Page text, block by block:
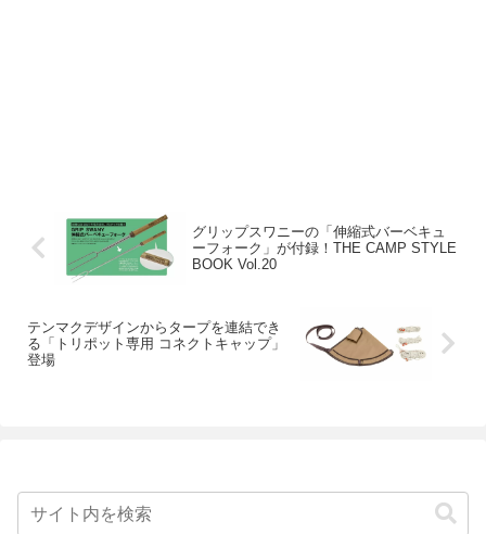
グリップスワニーの「伸縮式バーベキュ
ーフォーク」が付録！THE CAMP STYLE
BOOK Vol.20
テンマクデザインからタープを連結でき
る「トリポット専用 コネクトキャップ」
登場